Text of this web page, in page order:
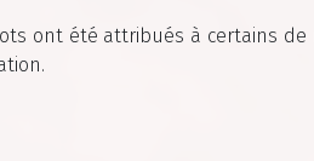
ont été attribués à certains